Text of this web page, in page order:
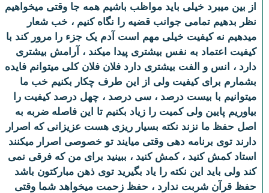
از بین میبرد خیلی باید مواظب باشیم همه جا وقتی میخواهیم
نظر بدهیم تمامی جوانب قضیه را نگاه کنیم ، خب شعار
میدهیم نه کیفیت خیلی مهم است آدم یک جزء را مرور کند با
کیفیت اعتماد به نفس بیشتری پیدا میکند ، آرامش بیشتری
دارد ، انس و الفت بیشتری دارد فلان فلان کلی میتوانم فایده
بشمارم برای کیفیت ولی از این طرف چکار بکنیم خب ما
میتوانیم با بیست درصد ، سی درصد ، چهل درصد کیفیت را
بیاوریم پایین ولی کمیت را زیاد بکنیم تا این فاصله ضربه به
اصل حفظ ما نزند نکته بسیار ریزی هست عزیزانی که اصرار
دارند توی برنامه دهی وقتی میایند تو خصوصی اصرار میکنند
استاد کمش کنید ، کمش کنید ، ببینید برای من که فرقی نمی
کند ولی باید این نکته را یاد بگیرید توی ذهن مبارکتون باشد
حفظ قرآن شربت ندارد ، حفظ زحمت میخواهد شما وقتی